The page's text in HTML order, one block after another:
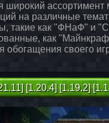
широкий
на различные
такие как "ФНаФ" и
как
обогащения своего
[1.20.4] [1.19.2]